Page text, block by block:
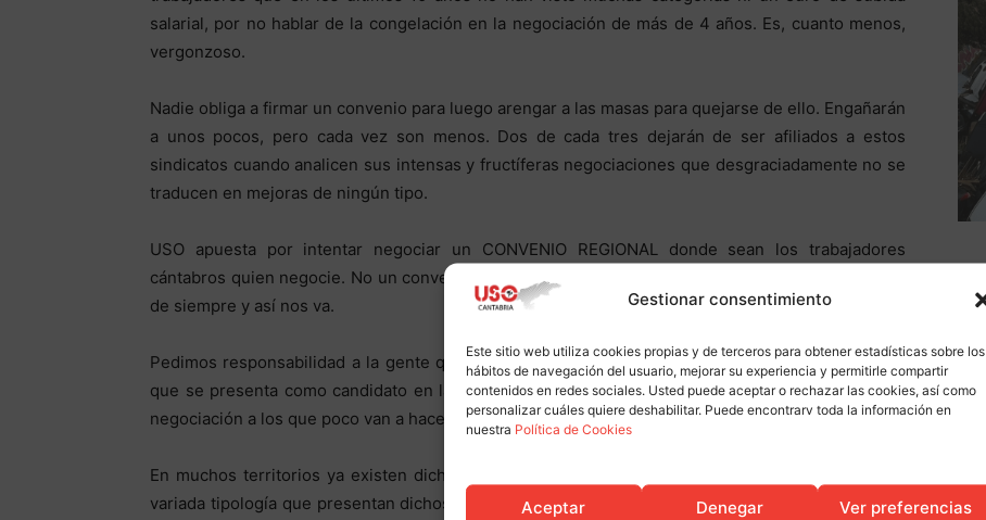
Gestionar consentimiento
Este sitio web utiliza cookies propias y de terceros para obtener estadísticas sobre los
hábitos de navegación del usuario, mejorar su experiencia y permitirle compartir
contenidos en redes sociales. Usted puede aceptar o rechazar las cookies, así como
personalizar cuáles quiere deshabilitar. Puede encontrarv toda la información en
nuestra Política de Cookies
Aceptar Denegar Ver preferencias
salarial, por no hablar de la congelación en la negociación de más de 4 años. Es, cuanto menos,
vergonzoso.
Nadie obliga a firmar un convenio para luego arengar a las masas para quejarse de ello. Engañarán
a unos pocos, pero cada vez son menos. Dos de cada tres dejarán de ser afiliados a estos
sindicatos cuando analicen sus intensas y fructíferas negociaciones que desgraciadamente no se
traducen en mejoras de ningún tipo.
USO apuesta por intentar negociar un CONVENIO REGIONAL donde sean los trabajadores
cántabros quien negocie. No un convenio estatal que sólo deja rango a que negocien los mismos
de siempre y así nos va.
Pedimos responsabilidad a la gente que aporta sus votos en las urnas a estas organizaciones o
que se presenta como candidato en las elecciones por ellos, porque en definitiva da peso en la
negociación a los que poco van a hacer por nosotros.
En muchos territorios ya existen dichos convenios y se negocia con más “realidad” debido a la
variada tipología que presentan dichos centros y casuística de todos ellos. Hay centros que nada